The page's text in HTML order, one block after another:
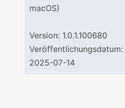
macOS)
Version: 1.0.1.100680
Veröffentlichungsdatum:
2025-07-14